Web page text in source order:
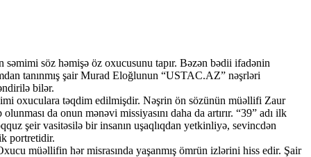
söz həmişə öz oxucusunu tapır. Bəzən bədii ifadənin
tanınmış şair Murad Eloğlunun “USTAC.AZ” nəşrləri
bilər.
oxuculara təqdim edilmişdir. Nəşrin ön sözünün müəllifi Zaur
da onun mənəvi missiyasını daha da artırır. “39” adı ilk
şeir vasitəsilə bir insanın uşaqlıqdan yetkinliyə, sevincdən
portretidir.
müəllifin hər misrasında yaşanmış ömrün izlərini hiss edir. Şair